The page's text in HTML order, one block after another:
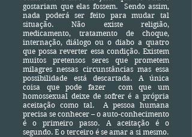
gostariam que elas fossem. Sendo assim,
nada poderá ser feito para mudar tal
situação. Não existe religião,
medicamento, tratamento de choque,
internação, diálogo ou o diabo a quatro
que possa reverter essa condição. Existem
muitos pretensos seres que prometem
milagres nessas circunstâncias mas essa
possibilidade está descartada. A única
coisa que pode fazer com que um
homossexual deixe de sofrer é a própria
aceitação como tal. A pessoa humana
precisa se conhecer – o auto-conhecimento
é o primeiro passo. A aceitação é o
segundo. E o terceiro é se amar a si mesmo.